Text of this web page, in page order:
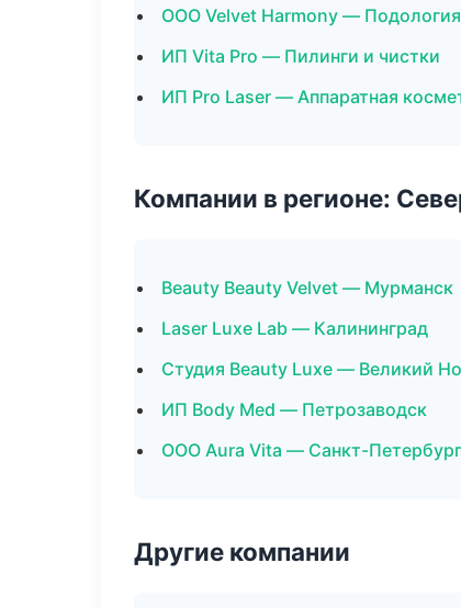
ООО Velvet Harmony — Подология
ИП Vita Pro — Пилинги и чистки
ИП Pro Laser — Аппаратная
Компании в регионе:
Beauty Beauty Velvet — Мурманск
Laser Luxe Lab — Калининград
Студия Beauty Luxe — Великий
ИП Body Med — Петрозаводск
ООО Aura Vita — Санкт-Петербург
Другие компании